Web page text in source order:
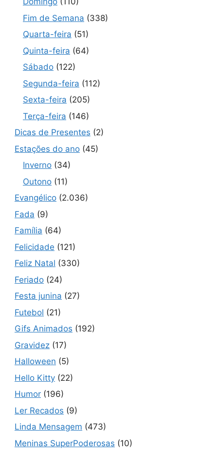
Fim de Semana (338)
Quarta-feira (51)
Quinta-feira (64)
Sábado (122)
Segunda-feira (112)
Sexta-feira (205)
Terça-feira (146)
Dicas de Presentes (2)
Estações do ano (45)
Inverno (34)
Outono (11)
Evangélico (2.036)
Fada (9)
Família (64)
Felicidade (121)
Feliz Natal (330)
Feriado (24)
Festa junina (27)
Futebol (21)
Gifs Animados (192)
Gravidez (17)
Halloween (5)
Hello Kitty (22)
Humor (196)
Ler Recados (9)
Linda Mensagem (473)
Meninas SuperPoderosas (10)